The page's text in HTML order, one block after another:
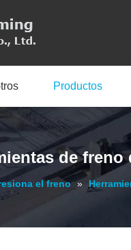
Productos
de
el freno »